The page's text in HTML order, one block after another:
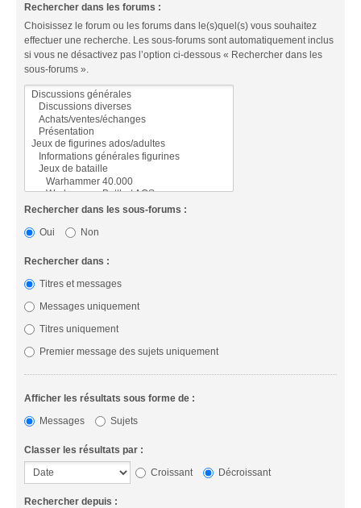
Rechercher dans les forums :
Choisissez le forum ou les forums dans le(s)quel(s) vous souhaitez
effectuer une recherche. Les sous-forums sont automatiquement inclus
si vous ne désactivez pas l’option ci-dessous « Rechercher dans les
sous-forums ».
Rechercher dans les sous-forums :
Oui
Non
Rechercher dans :
Titres et messages
Messages uniquement
Titres uniquement
Premier message des sujets uniquement
Afficher les résultats sous forme de :
Messages
Sujets
Classer les résultats par :
Croissant
Décroissant
Rechercher depuis :